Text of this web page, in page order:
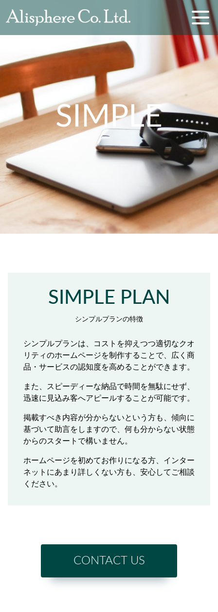
SIMPLE
SIMPLE PLAN
シンプルプランの特徴
シンプルプランは、コストを抑えつつ適切なクオ
リティのホームページを制作することで、広く商
品・サービスの認知度を高めることができます。
また、スピーディーな納品で時間を無駄にせず、
迅速に見込み客へアピールすることが可能です。
掲載すべき内容が分からないという方も、傾向に
基づいて助言をしますので、何も分からない状態
からのスタートで構いません。
ホームページを初めてお作りになる方、インター
ネットにあまり詳しくない方も、安心してご相談
ください。
CONTACT US